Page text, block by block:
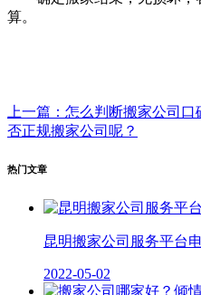
算。
上一篇：怎么判断搬家公司口
否正规搬家公司呢？
热门文章
昆明搬家公司服务平台
2022-05-02